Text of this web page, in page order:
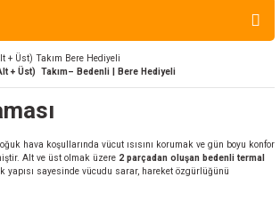
+ Üst) Takım Bere Hediyeli
+ Üst) Takım– Bedenli | Bere Hediyeli
hava koşullarında vücut ısısını korumak ve gün boyu konfor
Alt ve üst olmak üzere 2 parçadan oluşan bedenli termal
yapısı sayesinde vücudu sarar, hareket özgürlüğünü